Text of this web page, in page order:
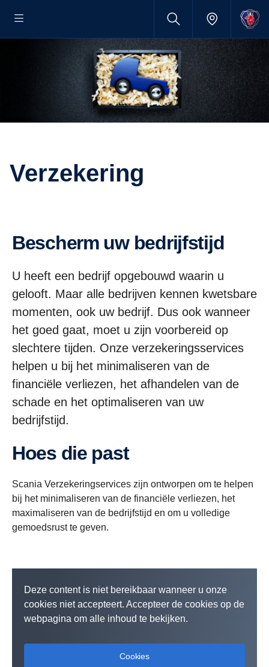
Verzekering
Bescherm uw bedrijfstijd
U heeft een bedrijf opgebouwd waarin u
gelooft. Maar alle bedrijven kennen kwetsbare
momenten, ook uw bedrijf. Dus ook wanneer
het goed gaat, moet u zijn voorbereid op
slechtere tijden. Onze verzekeringsservices
helpen u bij het minimaliseren van de
financiële verliezen, het afhandelen van de
schade en het optimaliseren van uw
bedrijfstijd.
Hoes die past
Scania Verzekeringservices zijn ontworpen om te helpen
bij het minimaliseren van de financiële verliezen, het
maximaliseren van de bedrijfstijd en om u volledige
gemoedsrust te geven.
Deze content is niet bereikbaar wanneer u onze
cookies niet accepteert. Accepteer de cookies op de
webpagina om alle inhoud te bekijken.
Cookies